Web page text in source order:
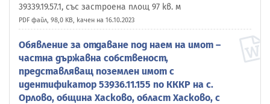
39339.19.57.1, със застроена площ 97 кв. м
PDF файл, 98,0 KB, качен на 16.10.2023
Обявление за отдаване под наем на имот –
частна държавна собственост,
представляващ поземлен имот с
идентификатор 53936.11.155 по КККР на с.
Орлово, община Хасково, област Хасково, с